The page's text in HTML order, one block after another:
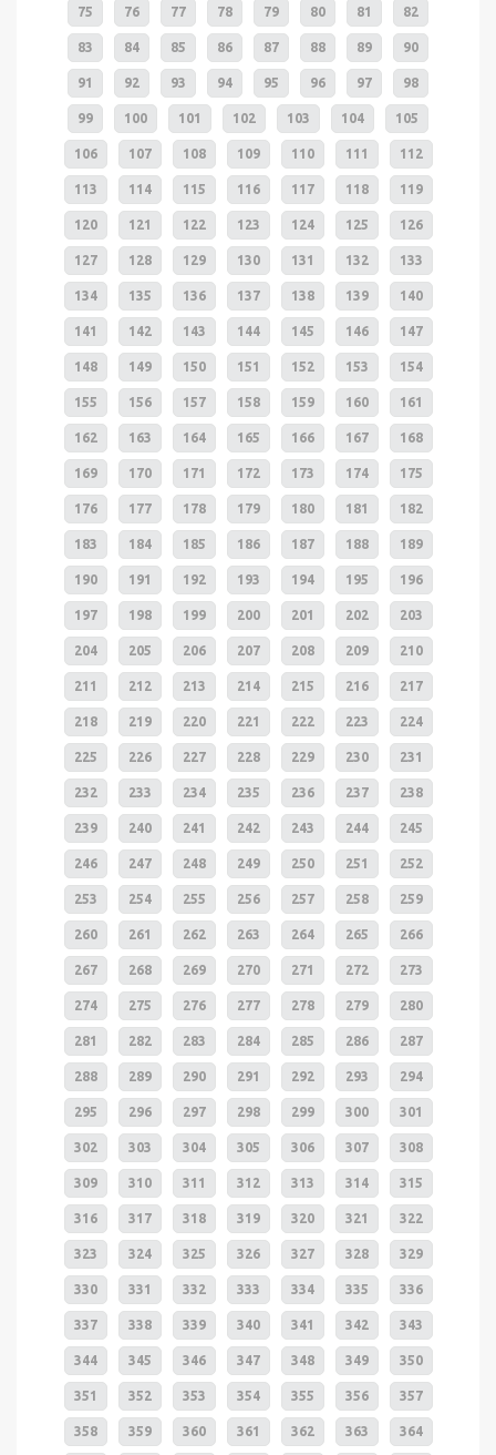
75 76 77 78 79 80 81 82
83 84 85 86 87 88 89 90
91 92 93 94 95 96 97 98
99 100 101 102 103 104 105
106 107 108 109 110 111 112
113 114 115 116 117 118 119
120 121 122 123 124 125 126
127 128 129 130 131 132 133
134 135 136 137 138 139 140
141 142 143 144 145 146 147
148 149 150 151 152 153 154
155 156 157 158 159 160 161
162 163 164 165 166 167 168
169 170 171 172 173 174 175
176 177 178 179 180 181 182
183 184 185 186 187 188 189
190 191 192 193 194 195 196
197 198 199 200 201 202 203
204 205 206 207 208 209 210
211 212 213 214 215 216 217
218 219 220 221 222 223 224
225 226 227 228 229 230 231
232 233 234 235 236 237 238
239 240 241 242 243 244 245
246 247 248 249 250 251 252
253 254 255 256 257 258 259
260 261 262 263 264 265 266
267 268 269 270 271 272 273
274 275 276 277 278 279 280
281 282 283 284 285 286 287
288 289 290 291 292 293 294
295 296 297 298 299 300 301
302 303 304 305 306 307 308
309 310 311 312 313 314 315
316 317 318 319 320 321 322
323 324 325 326 327 328 329
330 331 332 333 334 335 336
337 338 339 340 341 342 343
344 345 346 347 348 349 350
351 352 353 354 355 356 357
358 359 360 361 362 363 364